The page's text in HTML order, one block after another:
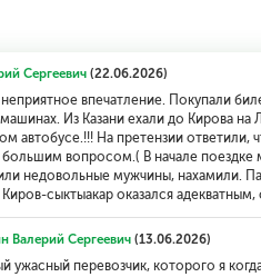
Сергеевич(22.06.2026)
неприятное впечатление. Покупали
Из Казани ехали до Кирова на
автобусе.!!! На претензии
вопросом.( В начале поездке
недовольные мужчины, нахамили.
сыктыакар оказался
Валерий Сергеевич(13.06.2026)
ужасный перевозчик, которого я